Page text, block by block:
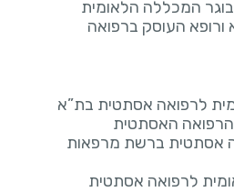
בוגר המכללה הלאומית
העוסק ברפואה
לרפואה אסתטית בת”א
האסתטית
אסתטית ברשת מרפאות
לרפואה אסתטית